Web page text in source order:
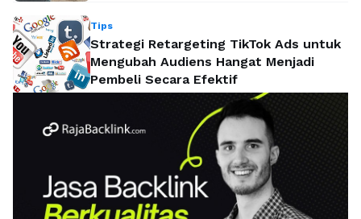
Tips
Strategi Retargeting TikTok Ads untuk
Mengubah Audiens Hangat Menjadi
Pembeli Secara Efektif